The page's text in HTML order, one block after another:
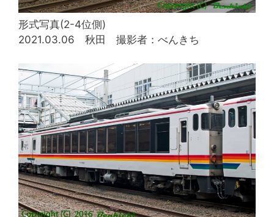
形式写真(2-4位側)
2021.03.06 秋田 撮影者：べんきち